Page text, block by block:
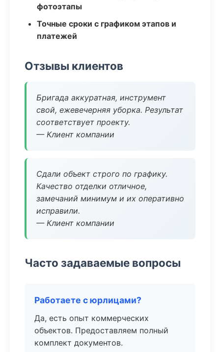
фотоэтапы
Точные сроки с графиком этапов и
платежей
Отзывы клиентов
Бригада аккуратная, инструмент
свой, ежевечерняя уборка. Результат
соответствует проекту.
— Клиент компании
Сдали объект строго по графику.
Качество отделки отличное,
замечаний минимум и их оперативно
исправили.
— Клиент компании
Часто задаваемые вопросы
Работаете с юрлицами?
Да, есть опыт коммерческих
объектов. Предоставляем полный
комплект документов.